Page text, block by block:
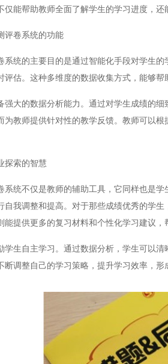
仅能帮助教师全面了解学生的学习进度，
卷系统的功能
的主要目的是通过智能化手段对学生的
评估。这种多维度的数据收集方式，能够帮
的数据分析能力。通过对学生成绩的细
为教师提供针对性的教学反馈。教师可以
索的智慧
不仅是教师的辅助工具，它同样也是学
自我调整和提高。对于那些成绩优秀的学
能提供更多的复习材料和个性化学习建议，
自主学习。通过数据分析，学生可以清
断调整自己的学习策略，提升学习效率，形